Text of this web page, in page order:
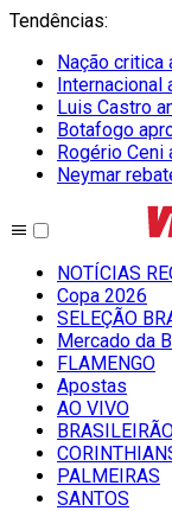
Tendências:
Nação critica
Internacional
Luis Castro
Botafogo
Rogério Ceni
Neymar
NOTÍCIAS
Copa 2026
SELEÇÃO
Mercado da
FLAMENGO
Apostas
AO VIVO
PALMEIRAS
SANTOS